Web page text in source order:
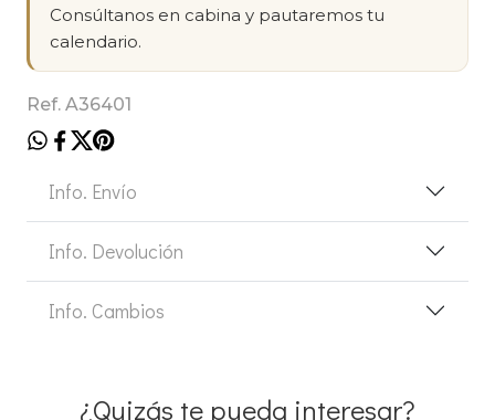
Consúltanos en cabina y pautaremos tu
calendario.
Ref. A36401
Info. Envío
Info. Devolución
Info. Cambios
¿Quizás te pueda interesar?